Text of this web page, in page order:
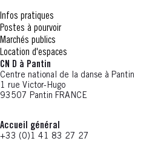
Infos pratiques
Postes à pourvoir
Marchés publics
Location d'espaces
CN D à Pantin
Centre national de la danse à Pantin
1 rue Victor-Hugo
93507 Pantin FRANCE
Accueil général
+33 (0)1 41 83 27 27